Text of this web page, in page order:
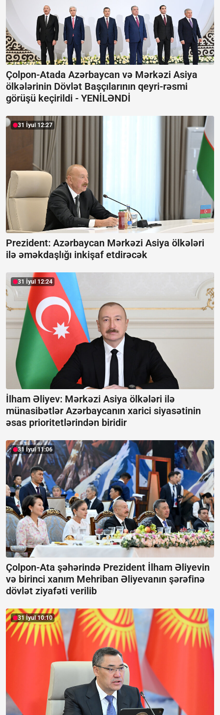
Çolpon-Atada Azərbaycan və Mərkəzi Asiya
ölkələrinin Dövlət Başçılarının qeyri-rəsmi
görüşü keçirildi - YENİLƏNDİ
31 İyul 12:27
Prezident: Azərbaycan Mərkəzi Asiya ölkələri
ilə əməkdaşlığı inkişaf etdirəcək
31 İyul 12:24
İlham Əliyev: Mərkəzi Asiya ölkələri ilə
münasibətlər Azərbaycanın xarici siyasətinin
əsas prioritetlərindən biridir
31 İyul 11:06
Çolpon-Ata şəhərində Prezident İlham Əliyevin
və birinci xanım Mehriban Əliyevanın şərəfinə
dövlət ziyafəti verilib
31 İyul 10:10